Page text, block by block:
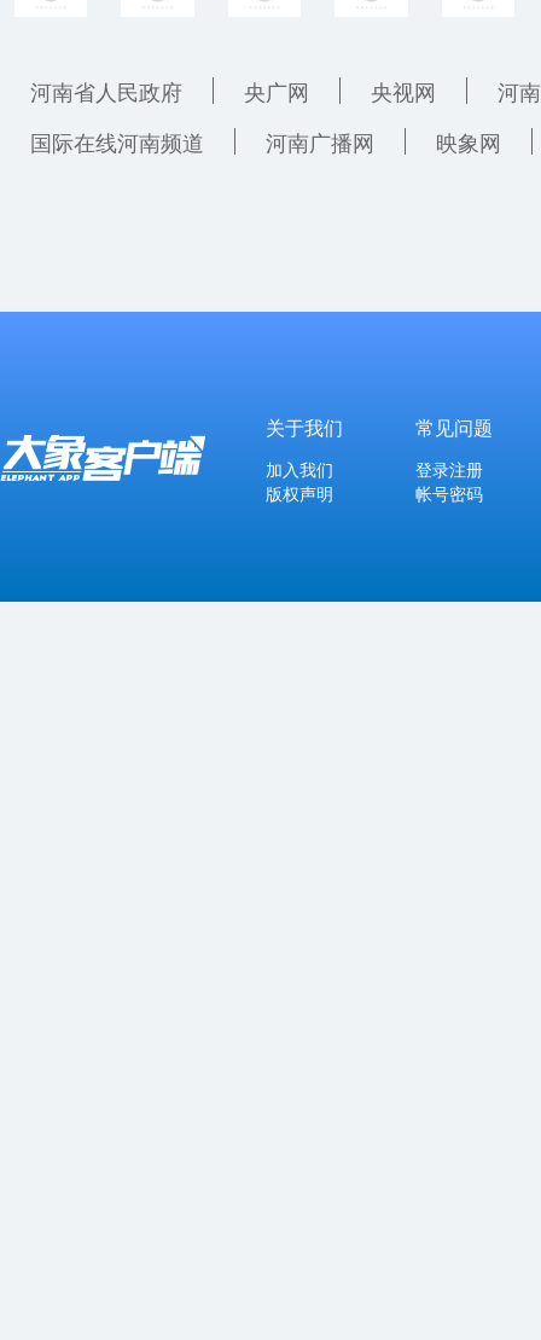
河南省人民政府 央广网 央视网
河
国际在线河南频道
河南广播网 映象网
关于我们
加入我们
版权声明
常见问题
登录注册
帐号密码